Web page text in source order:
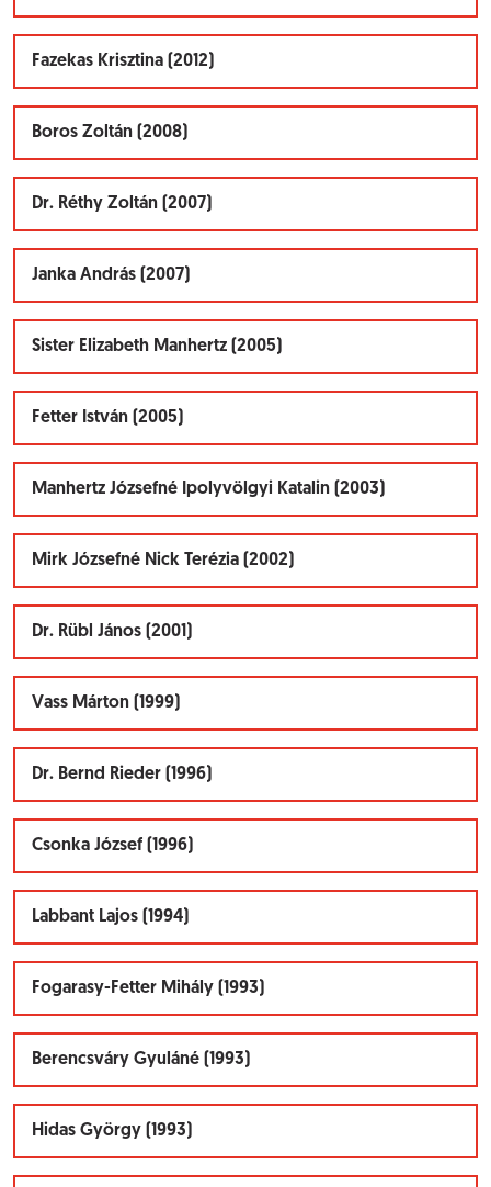
Fazekas Krisztina (2012)
Boros Zoltán (2008)
Dr. Réthy Zoltán (2007)
Janka András (2007)
Sister Elizabeth Manhertz (2005)
Fetter István (2005)
Manhertz Józsefné Ipolyvölgyi Katalin (2003)
Mirk Józsefné Nick Terézia (2002)
Dr. Rübl János (2001)
Vass Márton (1999)
Dr. Bernd Rieder (1996)
Csonka József (1996)
Labbant Lajos (1994)
Fogarasy-Fetter Mihály (1993)
Berencsváry Gyuláné (1993)
Hidas György (1993)